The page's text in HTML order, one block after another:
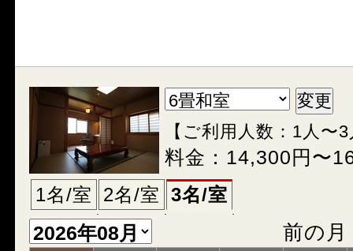
【ご利用人数：1人〜
料金：14,300円〜
1名/室 2名/室 3名/室
前の月